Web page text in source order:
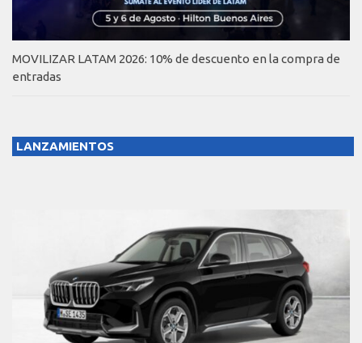
MOVILIZAR LATAM 2026: 10% de descuento en la compra de
entradas
LANZAMIENTOS